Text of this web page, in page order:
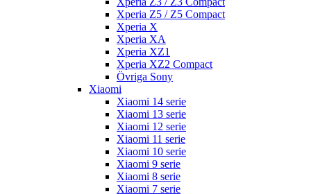
Xperia Z5 / Z5 Compact
Xperia X
Xperia XA
Xperia XZ1
Xperia XZ2 Compact
Övriga Sony
Xiaomi
Xiaomi 14 serie
Xiaomi 13 serie
Xiaomi 12 serie
Xiaomi 11 serie
Xiaomi 10 serie
Xiaomi 9 serie
Xiaomi 8 serie
Xiaomi 7 serie